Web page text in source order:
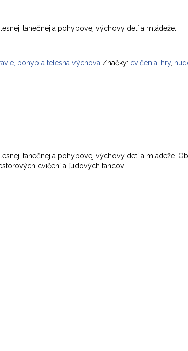
tanečnej a pohybovej výchovy detí a mládeže.
pohyb a telesná výchova Značky: cvičenia hry,
tanečnej a pohybovej výchovy detí a
cvičení a ľudových tancov.